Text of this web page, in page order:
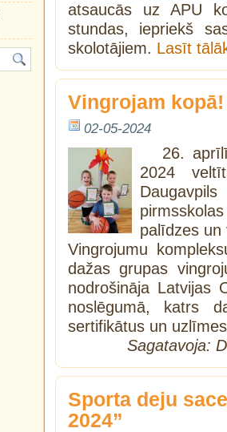
atsaucās uz APU
stundas, iepriekš
skolotājiem. Lasīt
Vingrojam kopā!
02-05-2024
26.
2024
palīdzes un
Vingrojumu
dažas grupas
nodrošināja Latvijas
noslēgumā, katrs
sertifikātus un
Sagatavoja:
Sporta deju
2024”